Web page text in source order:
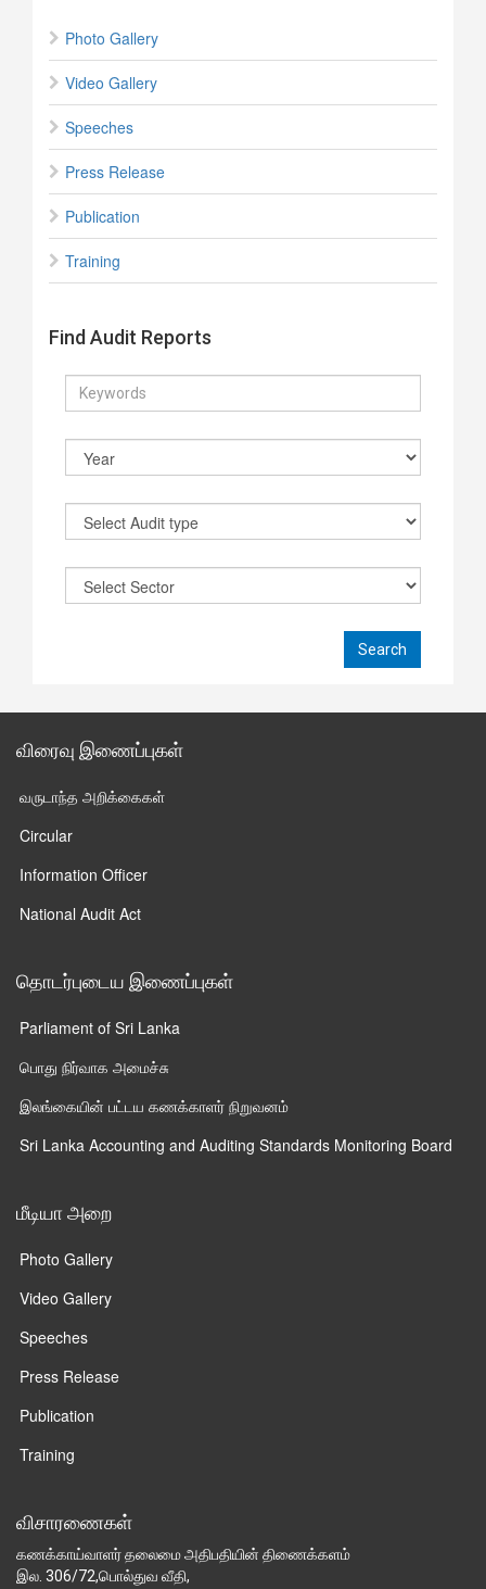
Photo Gallery
Video Gallery
Speeches
Press Release
Publication
Training
Find Audit Reports
விரைவு இணைப்புகள்
வருடாந்த அறிக்கைகள்
Circular
Information Officer
National Audit Act
தொடர்புடைய இணைப்புகள்
Parliament of Sri Lanka
பொது நிர்வாக அமைச்சு
இலங்கையின் பட்டய கணக்காளர் நிறுவனம்
Sri Lanka Accounting and Auditing Standards Monitoring Board
மீடியா அறை
Photo Gallery
Video Gallery
Speeches
Press Release
Publication
Training
விசாரணைகள்
கணக்காய்வாளர் தலைமை அதிபதியின் திணைக்களம்
இல. 306/72,பொல்துவ வீதி,